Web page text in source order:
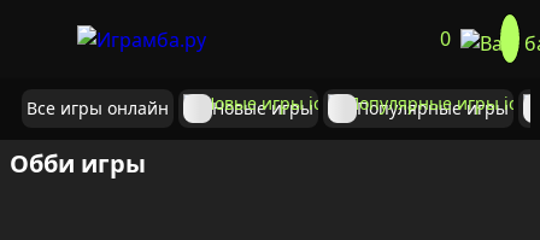
0
Все игры онлайн Новые игры Популярные игры
Обби игры